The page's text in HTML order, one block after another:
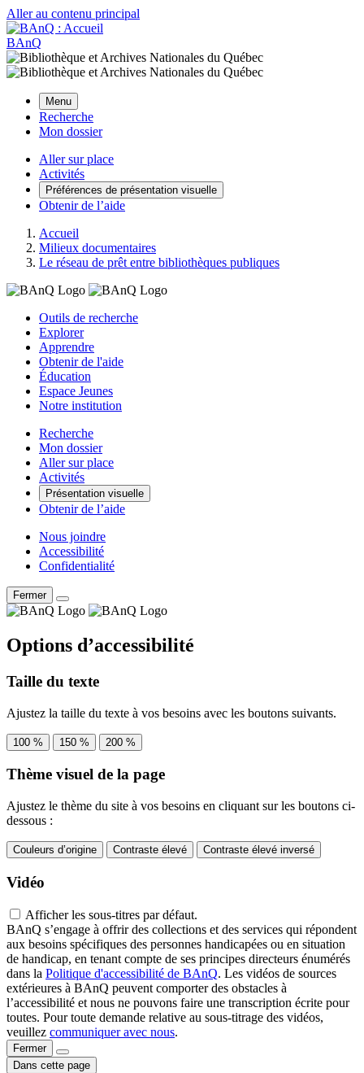
Aller au contenu principal
BAnQ
Menu
Recherche
Mon dossier
Aller sur place
Activités
Préférences de présentation visuelle
Obtenir de l’aide
Accueil
Milieux documentaires
Le réseau de prêt entre bibliothèques publiques
Outils de recherche
Explorer
Apprendre
Obtenir de l'aide
Éducation
Espace Jeunes
Notre institution
Recherche
Mon dossier
Aller sur place
Activités
Présentation visuelle
Obtenir de l’aide
Nous joindre
Accessibilité
Confidentialité
Fermer
Options d’accessibilité
Taille du texte
Ajustez la taille du texte à vos besoins avec les boutons suivants.
100 % 150 % 200 %
Thème visuel de la page
Ajustez le thème du site à vos besoins en cliquant sur les boutons ci-
dessous :
Couleurs d’origine Contraste élevé Contraste élevé inversé
Vidéo
Afficher les sous-titres par défaut.
BAnQ s’engage à offrir des collections et des services qui répondent
aux besoins spécifiques des personnes handicapées ou en situation
de handicap, en tenant compte de ses principes directeurs énumérés
dans la Politique d'accessibilité de BAnQ. Les vidéos de sources
extérieures à BAnQ peuvent comporter des obstacles à
l’accessibilité et nous ne pouvons faire une transcription écrite pour
toutes. Pour toute demande relative au sous-titrage des vidéos,
veuillez communiquer avec nous.
Fermer
Dans cette page